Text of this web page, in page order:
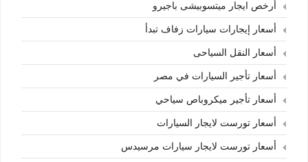
أرخص ايجار ميتسوبيشى باجيرو
أسعار إيجارات سيارات زفاف تبدأ
أسعار النقل السياحى
أسعار تأجير السيارات في مصر
أسعار تأجير ميكروباص سياحي
أسعار تورست لايجار السيارات
أسعار تورست لايجار سيارات مرسيدس